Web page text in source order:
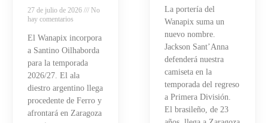
27 de julio de 2026
No
hay comentarios
El Wanapix incorpora
a Santino Oilhaborda
para la temporada
2026/27. El ala
diestro argentino llega
procedente de Ferro y
afrontará en Zaragoza
La portería del
Wanapix suma un
nuevo nombre.
Jackson Sant’Anna
defenderá nuestra
camiseta en la
temporada del regreso
a Primera División.
El brasileño, de 23